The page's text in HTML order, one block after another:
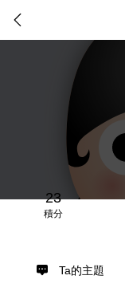
23
積分
Ta的主題